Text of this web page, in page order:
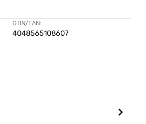
GTIN/EAN:
4048565108607